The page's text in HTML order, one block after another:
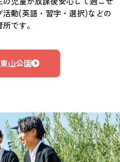
動(英語・習字・選択)などの
です。
山公園